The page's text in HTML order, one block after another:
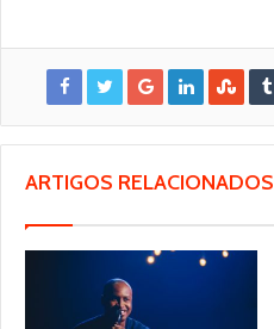
ARTIGOS RELACIONADOS